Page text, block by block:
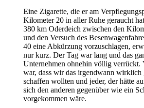
Eine Zigarette, die er am
Kilometer 20 in aller Ruhe geraucht
380 km Oderdeich zwischen den
und den Versuch des
40 eine Abkürzung vorzuschlagen,
nur kurz. Der Tag war lang und das
Unternehmen ohnehin völlig
war, dass wir das irgendwann wirklich
schaffen wollten und jeder, der hätte
sich den anderen gegenüber wie ein
vorgekommen wäre.